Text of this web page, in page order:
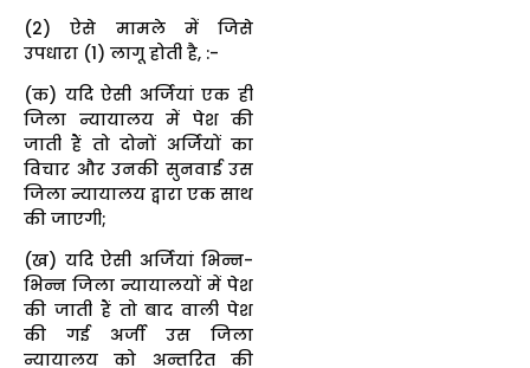
(2) ऐसे मामले में जिसे
उपधारा (1) लागू होती है, :-
(क) यदि ऐसी अर्जियां एक ही
जिला न्यायालय में पेश की
जाती हैं तो दोनों अर्जियों का
विचार और उनकी सुनवाई उस
जिला न्यायालय द्वारा एक साथ
की जाएगी;
(ख) यदि ऐसी अर्जियां भिन्न-
भिन्न जिला न्यायालयों में पेश
की जाती हैं तो बाद वाली पेश
की गई अर्जी उस जिला
न्यायालय को अन्तरित की